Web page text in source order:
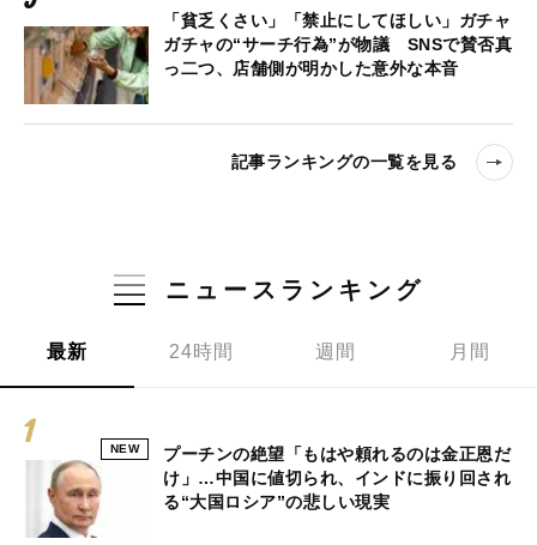
「貧乏くさい」「禁止にしてほしい」ガチャ
ガチャの“サーチ行為”が物議 SNSで賛否真
っ二つ、店舗側が明かした意外な本音
記事ランキングの一覧を見る
ニュースランキング
最新 24時間 週間 月間
NEW
プーチンの絶望「もはや頼れるのは金正恩だ
け」…中国に値切られ、インドに振り回され
る“大国ロシア”の悲しい現実